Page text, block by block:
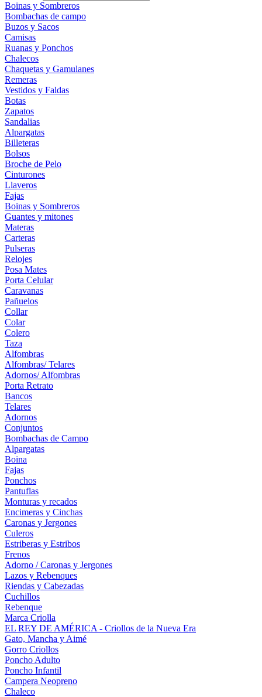
Boinas y Sombreros
Bombachas de campo
Buzos y Sacos
Camisas
Ruanas y Ponchos
Chalecos
Chaquetas y Gamulanes
Remeras
Vestidos y Faldas
Botas
Zapatos
Sandalias
Alpargatas
Billeteras
Bolsos
Broche de Pelo
Cinturones
Llaveros
Fajas
Boinas y Sombreros
Guantes y mitones
Materas
Carteras
Pulseras
Relojes
Posa Mates
Porta Celular
Caravanas
Pañuelos
Collar
Colar
Colero
Taza
Alfombras
Alfombras/ Telares
Adornos/ Alfombras
Porta Retrato
Bancos
Telares
Adornos
Conjuntos
Bombachas de Campo
Alpargatas
Boina
Fajas
Ponchos
Pantuflas
Monturas y recados
Encimeras y Cinchas
Caronas y Jergones
Culeros
Estriberas y Estribos
Frenos
Adorno / Caronas y Jergones
Lazos y Rebenques
Riendas y Cabezadas
Cuchillos
Rebenque
Marca Criolla
EL REY DE AMÉRICA - Criollos de la Nueva Era
Gato, Mancha y Aimé
Gorro Criollos
Poncho Adulto
Poncho Infantil
Campera Neopreno
Chaleco